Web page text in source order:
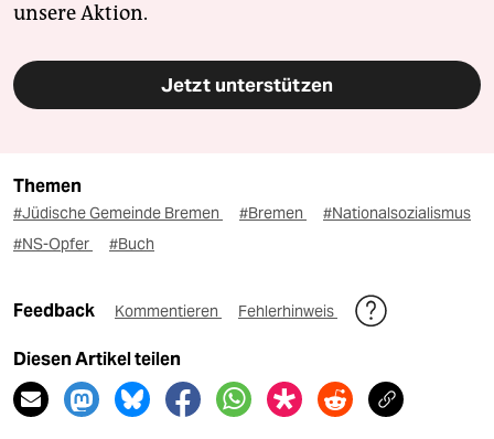
unsere Aktion.
Jetzt unterstützen
Themen
#Jüdische Gemeinde Bremen #Bremen
#Nationalsozialismus
#NS-Opfer
#Buch
Feedback Kommentieren Fehlerhinweis
Diesen Artikel teilen